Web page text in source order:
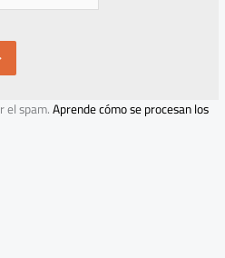
el spam.Aprende cómo se procesan los